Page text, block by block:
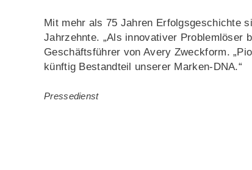
Mit mehr als 75 Jahren Erfolgsgeschichte
Jahrzehnte. „Als innovativer Problemlöser
Geschäftsführer von Avery Zweckform.
künftig Bestandteil unserer Marken-DNA.“
Pressedienst